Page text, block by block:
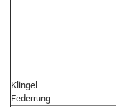
Klingel
Federrung